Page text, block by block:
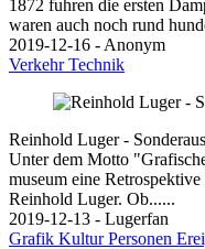
1872 fuhren die ersten
waren auch noch rund
2019-12-16 - Anonym
VerkehrTechnik
Reinhold Luger -
Unter dem Motto
museum eine
Reinhold Luger. Ob......
2019-12-13 - Lugerfan
Grafik KulturPersonen